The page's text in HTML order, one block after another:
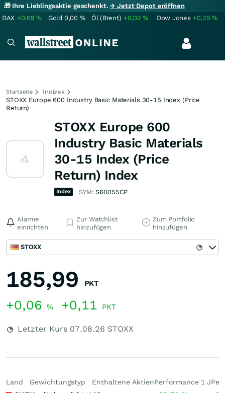
🎁 Ihre Lieblingsaktie geschenkt.→ Jetzt Depot eröffnen
DAX +0,69% Gold 0,00 % Öl (Brent) +0,02% Dow Jones +0,25%
Startseite
Indizes
STOXX Europe 600 Industry Basic Materials 30-15 Index (Price
Return)
STOXX Europe 600
Industry Basic Materials
30-15 Index (Price
Return) Index
Index SYM:S60055CP
Alarme
einrichten
Zur Watchlist
hinzufügen
Zum Portfolio
hinzufügen
STOXX
185,99 PKT
+0,06 % +0,11 PKT
Letzter Kurs 07.08.26 STOXX
Land Gewichtungstyp Enthaltene AktienPerformance 1 J